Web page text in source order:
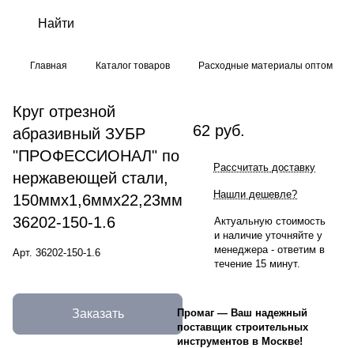
Главная Каталог товаров Расходные материалы оптом
Круг отрезной
абразивный ЗУБР
"ПРОФЕССИОНАЛ" по
нержавеющей стали,
150ммх1,6ммх22,23мм
36202-150-1.6
Арт. 36202-150-1.6
Заказать
62 руб.
Рассчитать доставку
Нашли дешевле?
Актуальную стоимость
и наличие уточняйте у
менеджера - ответим в
течение 15 минут.
Промаг — Ваш надежный
поставщик строительных
инструментов в Москве!